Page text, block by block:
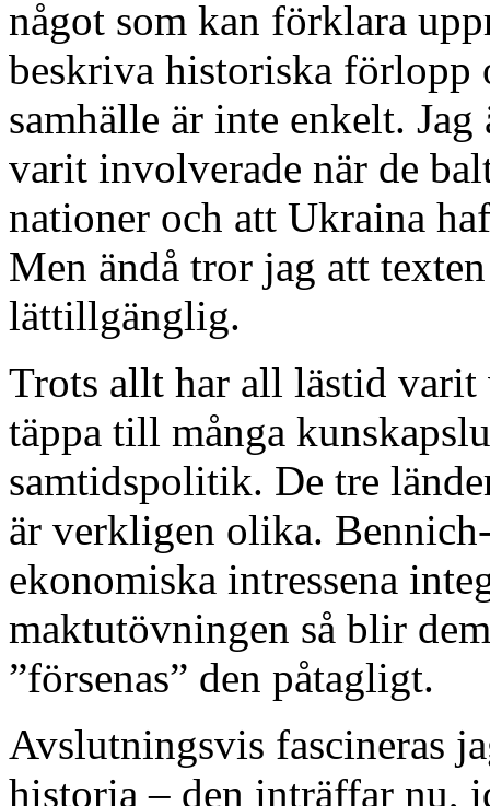
något som kan förklara
beskriva historiska förlopp
samhälle är inte enkelt.
varit involverade när de
nationer och att Ukraina
Men ändå tror jag att
lättillgänglig.
Trots allt har all lästid varit
täppa till många
samtidspolitik. De tre
är verkligen olika.
ekonomiska intressena
maktutövningen så blir
”försenas” den påtagligt.
Avslutningsvis fascineras
historia – den inträffar nu,